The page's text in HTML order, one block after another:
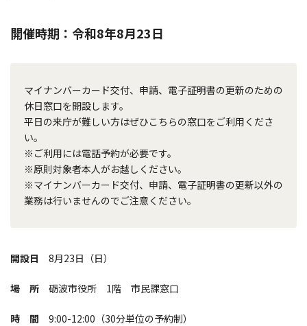
開催時期：令和8年8月23日
マイナンバーカード交付、申請、電子証明書の更新のための
休日窓口を開設します。
平日の来庁が難しい方はぜひこちらの窓口をご利用くださ
い。
※ご利用には電話予約が必要です。
※原則対象者本人がお越しください。
※マイナンバーカード交付、申請、電子証明書の更新以外の
業務は行いませんのでご注意ください。
開設日 8月23日（日）
場 所 砺波市役所 1階 市民課窓口
時 間 9:00-12:00（30分単位の予約制）